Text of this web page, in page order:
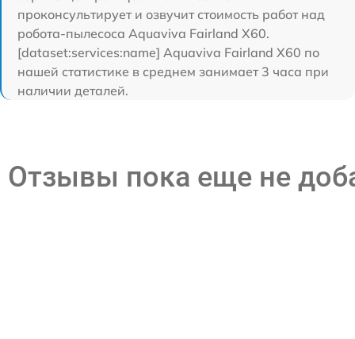
проконсультирует и озвучит стоимость работ над
робота-пылесоса Aquaviva Fairland X60.
[dataset:services:name] Aquaviva Fairland X60 по
нашей статистике в среднем занимает 3 часа при
наличии деталей.
Отзывы пока еще не